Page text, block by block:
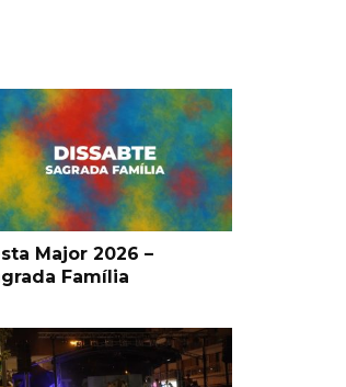
Major 2026 –
Família